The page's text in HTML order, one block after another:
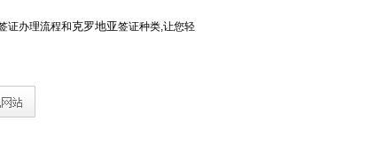
证办理流程和克罗地亚签证种类,让您轻